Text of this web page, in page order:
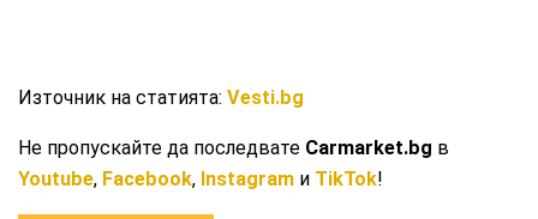
Източник на статията:Vesti.bg
Не пропускайте да последвате Carmarket.bg в
Youtube, Facebook, Instagram и TikTok!